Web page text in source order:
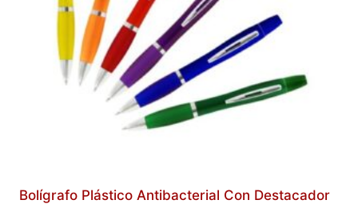
Bolígrafo Plástico Antibacterial Con Destacador